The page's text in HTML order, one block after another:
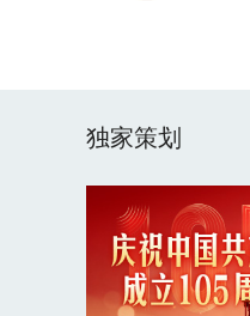
独家策划